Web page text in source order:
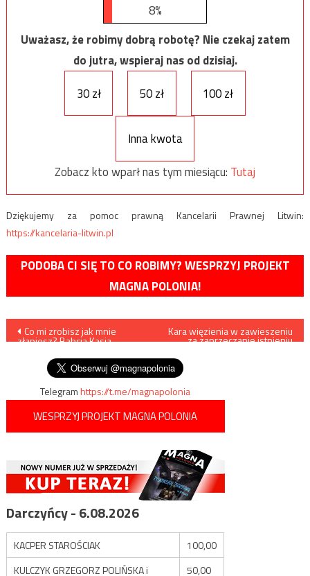
8%
Uważasz, że robimy dobrą robotę? Nie czekaj zatem
do jutra, wspieraj nas od dzisiaj.
30 zł
50 zł 100 zł
Inna kwota
Zobacz kto wparł nas tym miesiącu: Tutaj
Dziękujemy za pomoc prawną Kancelarii Prawnej Litwin:
https://kancelaria-litwin.pl
PODOBA CI SIĘ TO CO ROBIMY? WESPRZYJ PROJEKT
MAGNA POLONIA!
Nawigacja
wpisu
Co mi zrobisz jak mnie
złapiesz? Babcia Kasia
Kara więzienia w zawieszeniu
za zaprzeczanie istnieniu
Telegramhttps://t.me/magnapolonia
WESPRZYJ PROJEKT MAGNA POLONIA
Darczyńcy - 6.08.2026
KACPER STAROŚCIAK
100,00
KULCZYK GRZEGORZ POLIŃSKA i
50,00